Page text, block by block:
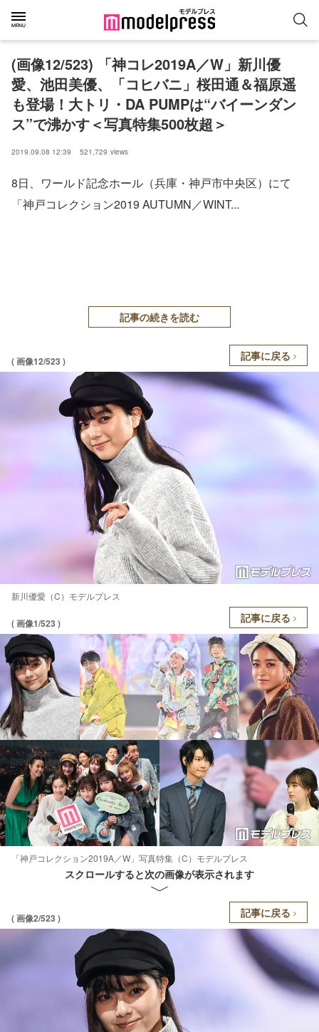
(画像12/523) 「神コレ2019A／W」新川優
愛、池田美優、「コヒバニ」桜田通＆福原遥
も登場！大トリ・DA PUMPは“バイーンダン
ス”で沸かす＜写真特集500枚超＞
2019.09.08 12:39 521,729 views
8日、ワールド記念ホール（兵庫・神戸市中央区）にて
「神戸コレクション2019 AUTUMN／WINT...
記事の続きを読む
( 画像12/523 ) 記事に戻る
新川優愛（C）モデルプレス
( 画像1/523 ) 記事に戻る
「神戸コレクション2019A／W」写真特集（C）モデルプレス
スクロールすると次の画像が表示されます
( 画像2/523 ) 記事に戻る